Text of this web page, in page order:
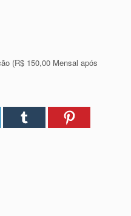
(R$ 150,00 Mensal após